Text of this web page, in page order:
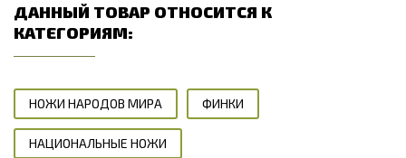
ДАННЫЙ ТОВАР ОТНОСИТСЯ К
КАТЕГОРИЯМ:
НОЖИ НАРОДОВ МИРА ФИНКИ
НАЦИОНАЛЬНЫЕ НОЖИ